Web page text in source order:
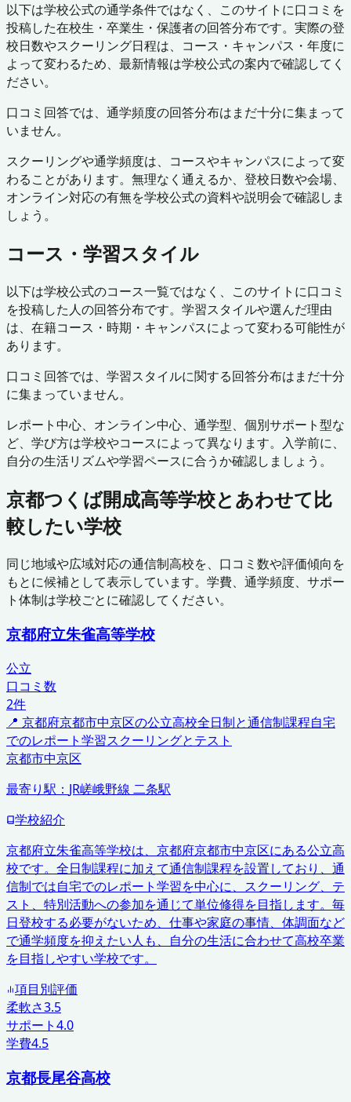
以下は学校公式の通学条件ではなく、このサイトに口コミを
投稿した在校生・卒業生・保護者の回答分布です。実際の登
校日数やスクーリング日程は、コース・キャンパス・年度に
よって変わるため、最新情報は学校公式の案内で確認してく
ださい。
口コミ回答では、通学頻度の回答分布はまだ十分に集まって
いません。
スクーリングや通学頻度は、コースやキャンパスによって変
わることがあります。無理なく通えるか、登校日数や会場、
オンライン対応の有無を学校公式の資料や説明会で確認しま
しょう。
コース・学習スタイル
以下は学校公式のコース一覧ではなく、このサイトに口コミ
を投稿した人の回答分布です。学習スタイルや選んだ理由
は、在籍コース・時期・キャンパスによって変わる可能性が
あります。
口コミ回答では、学習スタイルに関する回答分布はまだ十分
に集まっていません。
レポート中心、オンライン中心、通学型、個別サポート型な
ど、学び方は学校やコースによって異なります。入学前に、
自分の生活リズムや学習ペースに合うか確認しましょう。
京都つくば開成高等学校とあわせて比
較したい学校
同じ地域や広域対応の通信制高校を、口コミ数や評価傾向を
もとに候補として表示しています。学費、通学頻度、サポー
ト体制は学校ごとに確認してください。
京都府立朱雀高等学校
公立
口コミ数
2件
📍 京都府京都市中京区の公立高校全日制と通信制課程自宅
でのレポート学習スクーリングとテスト
京都市中京区
最寄り駅： JR嵯峨野線 二条駅
学校紹介
京都府立朱雀高等学校は、京都府京都市中京区にある公立高
校です。全日制課程に加えて通信制課程を設置しており、通
信制では自宅でのレポート学習を中心に、スクーリング、テ
スト、特別活動への参加を通じて単位修得を目指します。毎
日登校する必要がないため、仕事や家庭の事情、体調面など
で通学頻度を抑えたい人も、自分の生活に合わせて高校卒業
を目指しやすい学校です。
項目別評価
柔軟さ3.5
サポート4.0
学費4.5
京都長尾谷高校